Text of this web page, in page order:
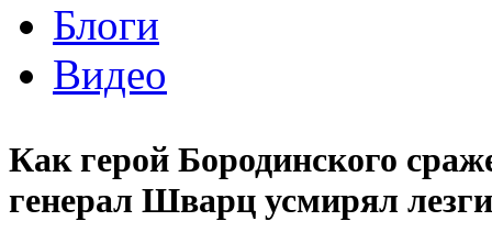
Блоги
Видео
Как герой Бородинского
генерал Шварц усмирял